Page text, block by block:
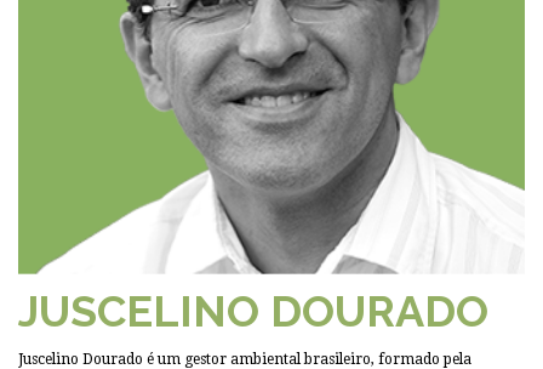
JUSCELINO DOURADO
Juscelino Dourado é um gestor ambiental brasileiro, formado pela